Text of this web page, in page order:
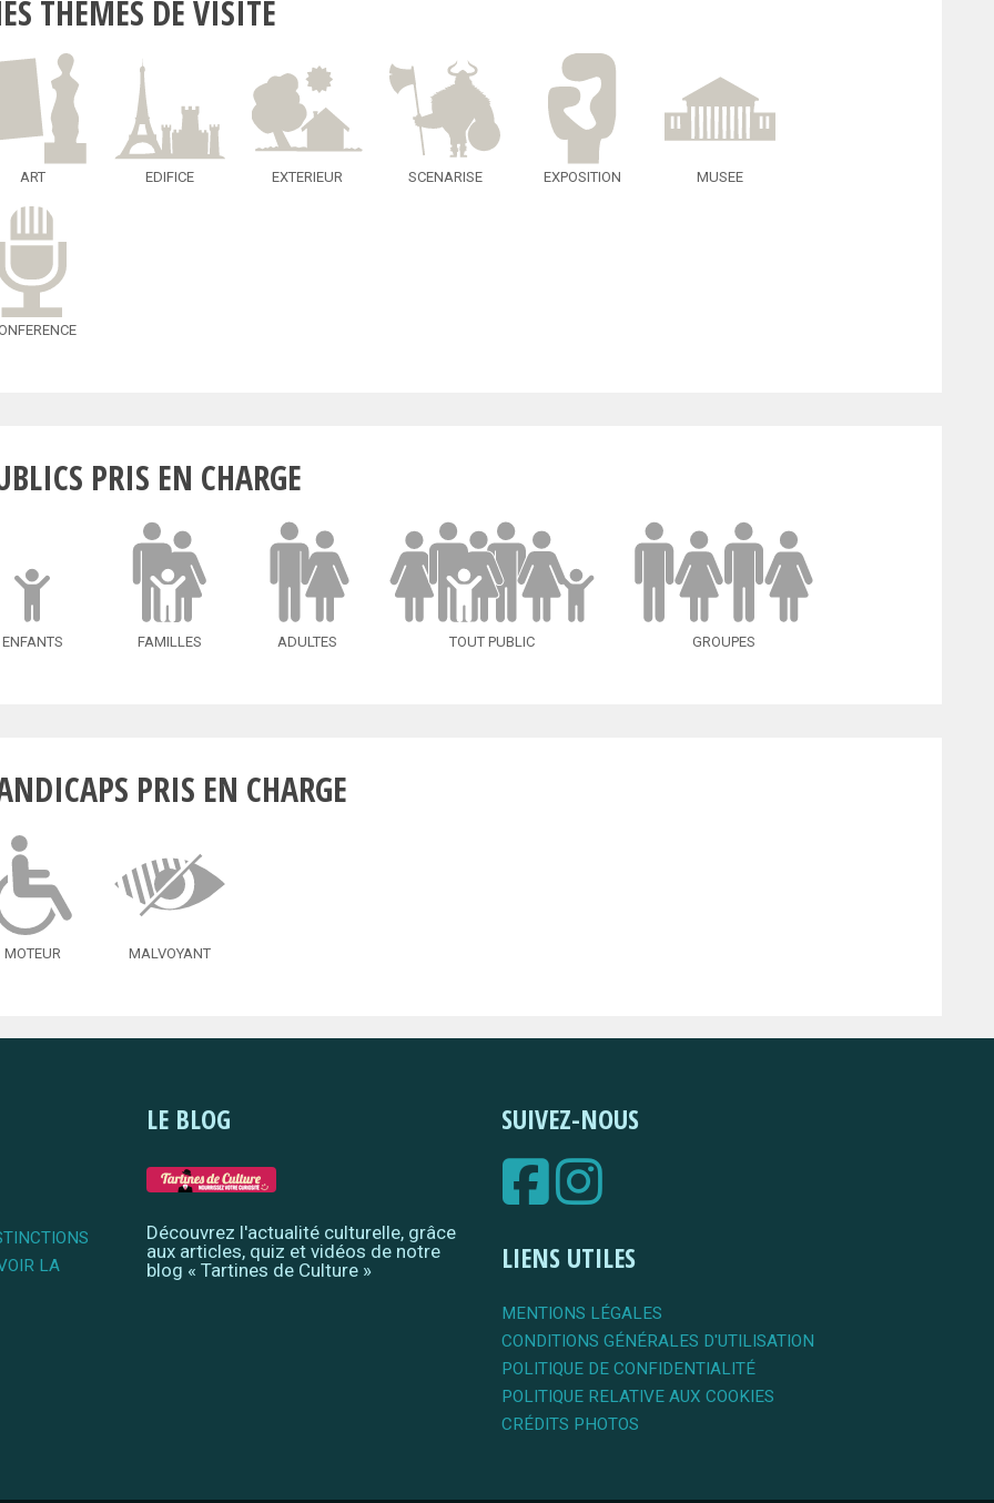
THÈMES DE VISITE
ART EDIFICE EXTERIEUR SCENARISE EXPOSITION MUSEE
PRIS EN CHARGE
ENFANTS FAMILLES ADULTES TOUT PUBLIC GROUPES
PRIS EN CHARGE
MOTEUR MALVOYANT
LA
LE BLOG
Découvrez l'actualité culturelle, grâce
aux articles, quiz et vidéos de notre
blog « Tartines de Culture »
SUIVEZ-NOUS
LIENS UTILES
MENTIONS LÉGALES
CONDITIONS GÉNÉRALES D'UTILISATION
POLITIQUE DE CONFIDENTIALITÉ
POLITIQUE RELATIVE AUX COOKIES
CRÉDITS PHOTOS